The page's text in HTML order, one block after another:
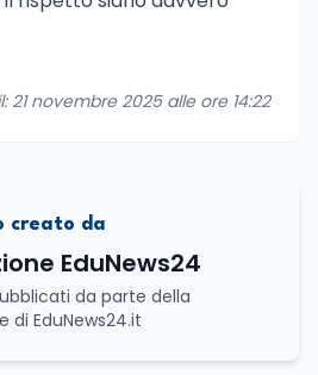
21 novembre 2025 alle ore 14:22
creato da
EduNews24
da parte della
di EduNews24.it